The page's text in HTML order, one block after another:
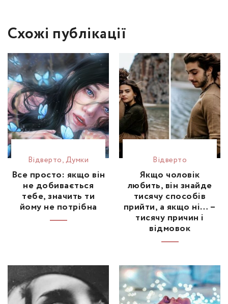
Схожі публікації
Відвертo,Думки
Все просто: якщо він
не добивається
тебе, значить ти
йому не потрібна
Відвертo
Якщо чоловік
любить, він знайде
тисячу способів
прийти, а якщо ні… –
тисячу причин і
відмовок